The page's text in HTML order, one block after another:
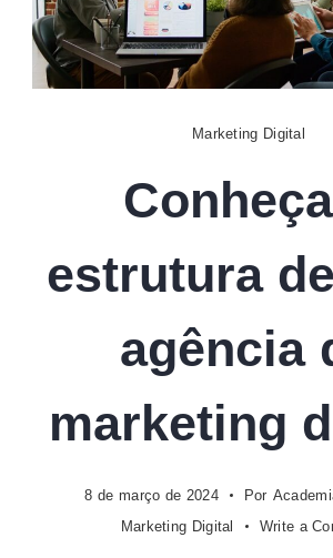
-
Academia
de
Marketing Digital
estrutura
agência
marketing
8 de março de 2024 Por
Marketing Digital
Write a